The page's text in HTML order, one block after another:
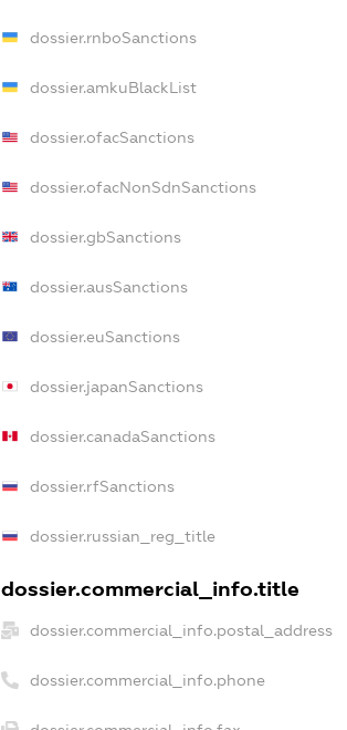
dossier.rnboSanctions
dossier.amkuBlackList
dossier.ofacSanctions
dossier.ofacNonSdnSanctions
dossier.gbSanctions
dossier.ausSanctions
dossier.euSanctions
dossier.japanSanctions
dossier.canadaSanctions
dossier.rfSanctions
dossier.russian_reg_title
dossier.commercial_info.title
dossier.commercial_info.postal_address
dossier.commercial_info.phone